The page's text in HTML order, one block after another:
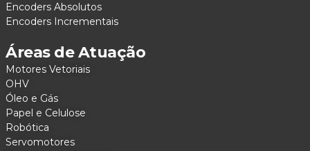
Encoders Absolutos
Encoders Incrementais
Áreas de Atuação
Motores Vetoriais
OHV
Óleo e Gás
Papel e Celulose
Robótica
Servomotores